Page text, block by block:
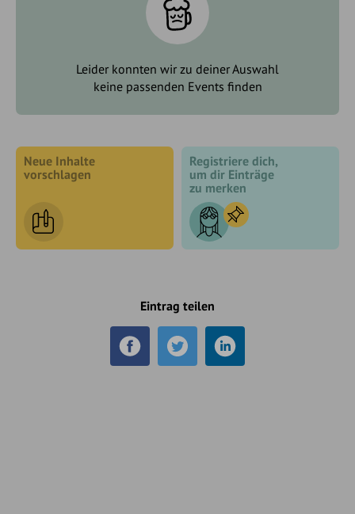
Leider konnten wir zu deiner Auswahl
keine passenden Events finden
Neue Inhalte
vorschlagen
Registriere dich,
um dir Einträge
zu merken
Eintrag teilen